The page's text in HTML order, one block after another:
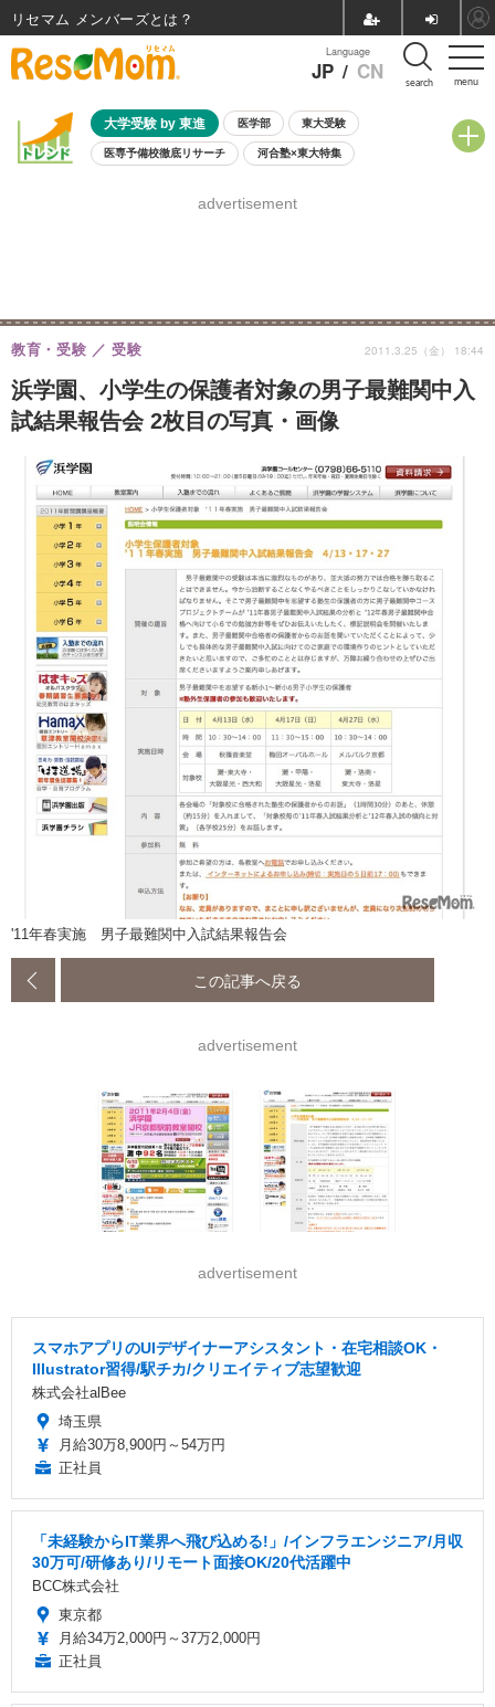
menu
Language
JP / CN search
大学受験 by 東進 医学部 東大受験
医専予備校徹底リサーチ 河合塾×東大特集
8月開催学校説明会・相談会
advertisement
浜学園、小学生の保護者対象の男子最難関中入
試結果報告会 2枚目の写真・画像
教育・受験 受験 2011.3.25（金） 18:44
'11年春実施 男子最難関中入試結果報告会
この記事へ戻る
advertisement
advertisement
スマホアプリのUIデザイナーアシスタント・在宅相談OK・
Illustrator習得/駅チカ/クリエイティブ志望歓迎
株式会社alBee
埼玉県
月給30万8,900円～54万円
正社員
「未経験からIT業界へ飛び込める!」/インフラエンジニア/月収
30万可/研修あり/リモート面接OK/20代活躍中
BCC株式会社
東京都
月給34万2,000円～37万2,000円
正社員
リセマム メンバーズ